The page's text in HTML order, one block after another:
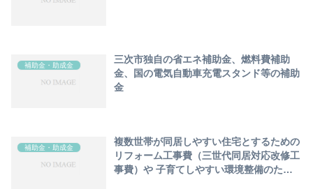
補助金・助成金
三次市独自の省エネ補助金、燃料費補助
金、国の電気自動車充電スタンド等の補助
金
補助金・助成金
複数世帯が同居しやすい住宅とするための
リフォーム工事費（三世代同居対応改修工
事費）や 子育てしやすい環境整備のため